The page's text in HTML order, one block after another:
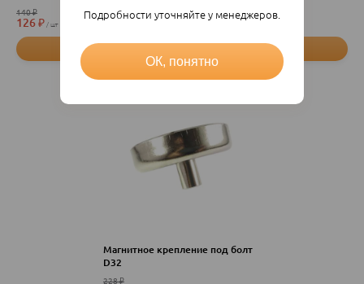
140₽
126₽ шт
15₽
13.50 ₽
Магнитное крепление под болт
D32
228₽
Подробности уточняйте у менеджеров.
ОК, понятно